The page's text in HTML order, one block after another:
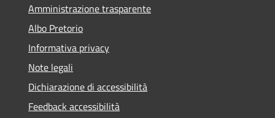
Amministrazione trasparente
Albo Pretorio
Informativa privacy
Note legali
Dichiarazione di accessibilità
Feedback accessibilità